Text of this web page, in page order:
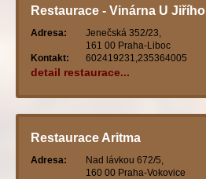
Restaurace - Vinárna U Jiřího
Adresa:
Jenečská 352/23,
161 00 Praha-Liboc
Kontakt:
602419231,235364005
detail restaurace...
Restaurace Aritma
Adresa:
Nad lávkou 672/5,
160 00 Praha-Vokovice